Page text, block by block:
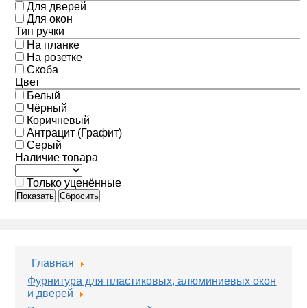
Для дверей
Для окон
Тип ручки
На планке
На розетке
Скоба
Цвет
Белый
Чёрный
Коричневый
Антрацит (Графит)
Серый
Наличие товара
Только уценённые
Показать Сбросить
Главная
Фурнитура для пластиковых, алюминиевых окон
и дверей